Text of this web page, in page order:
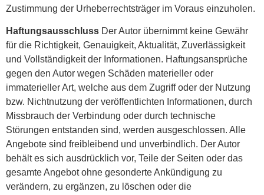
Zustimmung der Urheberrechtsträger im Voraus einzuholen.
Haftungsausschluss Der Autor übernimmt keine Gewähr
für die Richtigkeit, Genauigkeit, Aktualität, Zuverlässigkeit
und Vollständigkeit der Informationen. Haftungsansprüche
gegen den Autor wegen Schäden materieller oder
immaterieller Art, welche aus dem Zugriff oder der Nutzung
bzw. Nichtnutzung der veröffentlichten Informationen, durch
Missbrauch der Verbindung oder durch technische
Störungen entstanden sind, werden ausgeschlossen. Alle
Angebote sind freibleibend und unverbindlich. Der Autor
behält es sich ausdrücklich vor, Teile der Seiten oder das
gesamte Angebot ohne gesonderte Ankündigung zu
verändern, zu ergänzen, zu löschen oder die